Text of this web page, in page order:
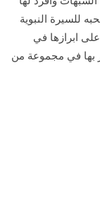
للسيرة النبوية
ابرازها في
بها في مجموعة من